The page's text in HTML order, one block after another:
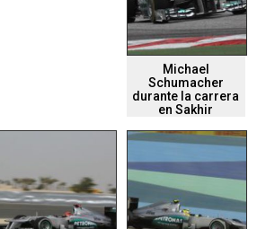
Michael
Schumacher
durante la carrera
en Sakhir